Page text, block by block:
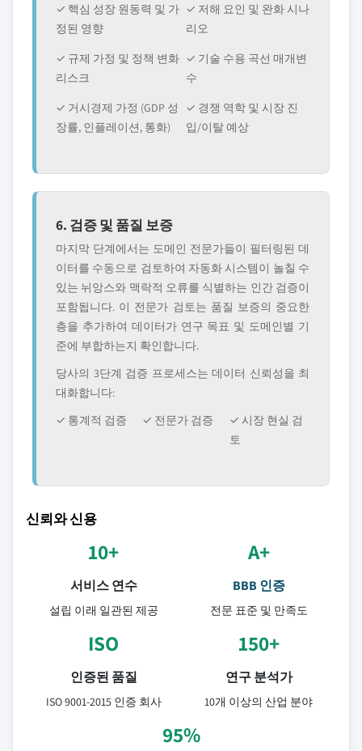
✓ 핵심 성장 원동력 및 가
정된 영향
✓ 저해 요인 및 완화 시나
리오
✓ 규제 가정 및 정책 변화
리스크
✓ 기술 수용 곡선 매개변
수
✓ 거시경제 가정 (GDP 성
장률, 인플레이션, 통화)
✓ 경쟁 역학 및 시장 진
입/이탈 예상
6. 검증 및 품질 보증
마지막 단계에서는 도메인 전문가들이 필터링된 데
이터를 수동으로 검토하여 자동화 시스템이 놀칠 수
있는 뉘앙스와 맥락적 오류를 식별하는 인간 검증이
포함됩니다. 이 전문가 검토는 품질 보증의 중요한
층을 추가하여 데이터가 연구 목표 및 도메인별 기
준에 부합하는지 확인합니다.
당사의 3단계 검증 프로세스는 데이터 신뢰성을 최
대화합니다:
✓ 통계적 검증
✓ 전문가 검증
✓ 시장 현실 검
토
신뢰와 신용
10+
서비스 연수
설립 이래 일관된 제공
A+
BBB 인증
전문 표준 및 만족도
ISO
인증된 품질
ISO 9001-2015 인증 회사
150+
연구 분석가
10개 이상의 산업 분야
95%